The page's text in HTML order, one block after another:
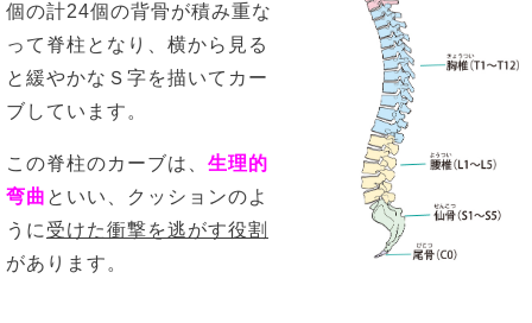
個の計24個の背骨が積み重な
って脊柱となり、横から見る
と緩やかなＳ字を描いてカー
ブしています。
この脊柱のカーブは、 生理的
弯曲 といい、クッションのよ
うに 受けた衝撃を逃がす役割
があります。